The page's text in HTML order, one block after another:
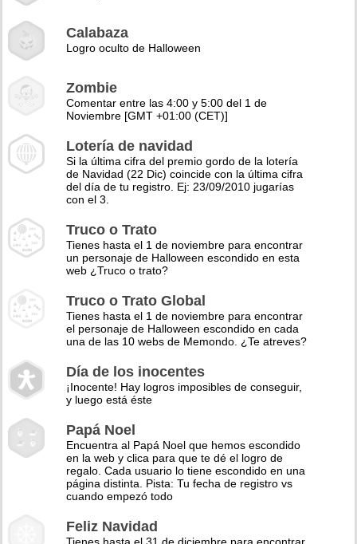
Calabaza
Logro oculto de Halloween
Zombie
Comentar entre las 4:00 y 5:00 del 1 de
Noviembre [GMT +01:00 (CET)]
Lotería de navidad
Si la última cifra del premio gordo de la lotería
de Navidad (22 Dic) coincide con la última cifra
del día de tu registro. Ej: 23/09/2010 jugarías
con el 3.
Truco o Trato
Tienes hasta el 1 de noviembre para encontrar
un personaje de Halloween escondido en esta
web ¿Truco o trato?
Truco o Trato Global
Tienes hasta el 1 de noviembre para encontrar
el personaje de Halloween escondido en cada
una de las 10 webs de Memondo. ¿Te atreves?
Día de los inocentes
¡Inocente! Hay logros imposibles de conseguir,
y luego está éste
Papá Noel
Encuentra al Papá Noel que hemos escondido
en la web y clica para que te dé el logro de
regalo. Cada usuario lo tiene escondido en una
página distinta. Pista: Tu fecha de registro vs
cuando empezó todo
Feliz Navidad